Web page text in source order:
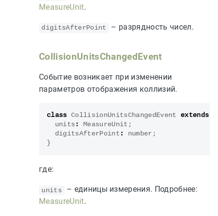
MeasureUnit.
digitsAfterPoint – разрядность чисел.
CollisionUnitsChangedEvent
Событие возникает при изменении
параметров отображения коллизий.
class CollisionUnitsChangedEvent extends
units : MeasureUnit ;
digitsAfterPoint : number ;
}
где:
units
– единицы измерения. Подробнее:
MeasureUnit.